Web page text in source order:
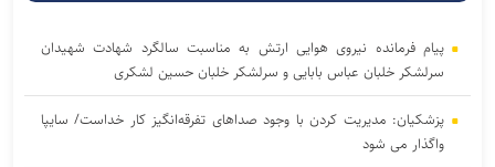
پیام فرمانده نیروی هوایی ارتش به مناسبت سالگرد شهادت شهیدان
سرلشکر خلبان عباس بابایی و سرلشکر خلبان حسین لشکری
پزشکیان: مدیریت کردن با وجود صداهای تفرقه‌انگیز کار خداست/ سایپا
واگذار می شود